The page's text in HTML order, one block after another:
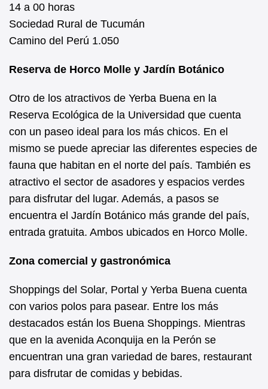
14 a 00 horas
Sociedad Rural de Tucumán
Camino del Perú 1.050
Reserva de Horco Molle y Jardín Botánico
Otro de los atractivos de Yerba Buena en la
Reserva Ecológica de la Universidad que cuenta
con un paseo ideal para los más chicos. En el
mismo se puede apreciar las diferentes especies de
fauna que habitan en el norte del país. También es
atractivo el sector de asadores y espacios verdes
para disfrutar del lugar. Además, a pasos se
encuentra el Jardín Botánico más grande del país,
entrada gratuita. Ambos ubicados en Horco Molle.
Zona comercial y gastronómica
Shoppings del Solar, Portal y Yerba Buena cuenta
con varios polos para pasear. Entre los más
destacados están los Buena Shoppings. Mientras
que en la avenida Aconquija en la Perón se
encuentran una gran variedad de bares, restaurant
para disfrutar de comidas y bebidas.